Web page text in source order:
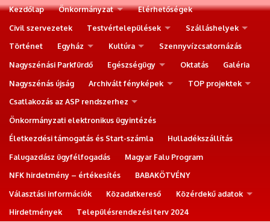
Kezdőlap Önkormányzat
Elérhetőségek
Civil szervezetek
Testvértelepülések
Szálláshelyek
Történet
Egyház Kultúra
Szennyvízcsatornázás
Nagyszénási Parkfürdő
Egészségügy Oktatás
Galéria
Nagyszénás újság
Archivált fényképek
TOP projektek
Csatlakozás az ASP rendszerhez
Önkormányzati elektronikus ügyintézés
Életkezdési támogatás és Start-számla
Hulladékszállítás
Falugazdász ügyfélfogadás
Magyar Falu Program
NFK hirdetmény – értékesítés
BABAKÖTVÉNY
Választási információk
Közadatkereső
Közérdekű adatok
Hirdetmények
Településrendezési terv 2024